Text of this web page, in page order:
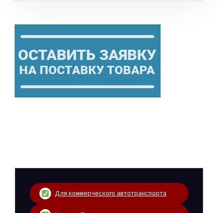
Для коммерческого автотранспорта